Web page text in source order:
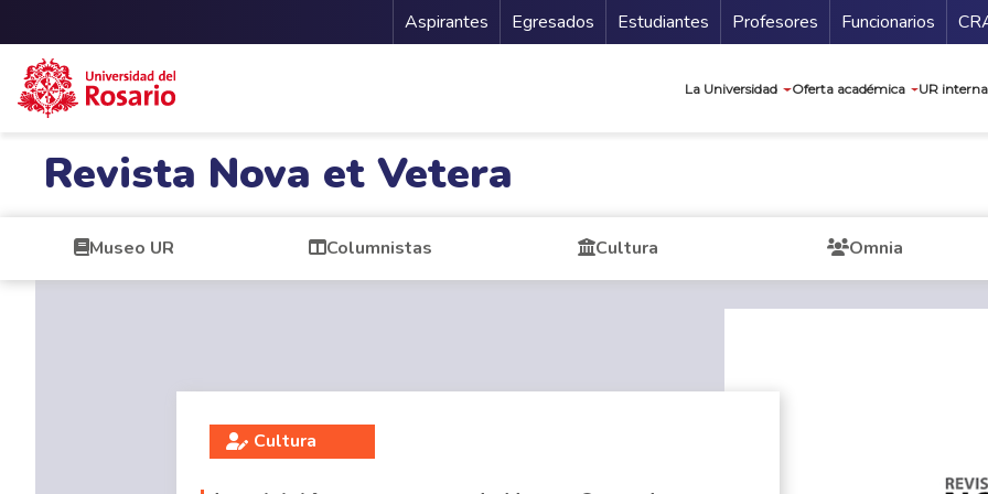
Menu Secundario
Aspirantes Egresados Estudiantes Profesores Funcionarios
La Universidad Oferta académica UR
Revista Nova et Vetera
Museo UR Columnistas Cultura Omnia
Cultura